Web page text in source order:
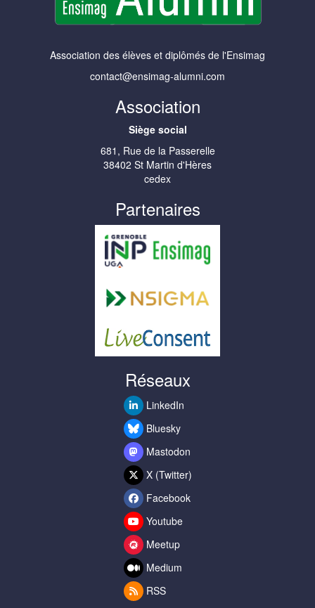
Association des élèves et diplômés de l'Ensimag
contact@ensimag-alumni.com
Association
Siège social
681, Rue de la Passerelle
38402 St Martin d'Hères
cedex
Partenaires
Réseaux
LinkedIn
Bluesky
Mastodon
X (Twitter)
Facebook
Youtube
Meetup
Medium
RSS